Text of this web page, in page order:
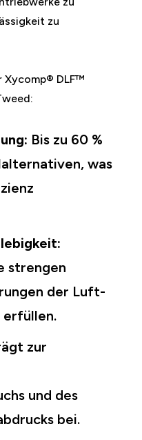
zu
DLF™
Bis zu 60 %
was
strengen
der Luft-
erfüllen.
zur
und des
bei.